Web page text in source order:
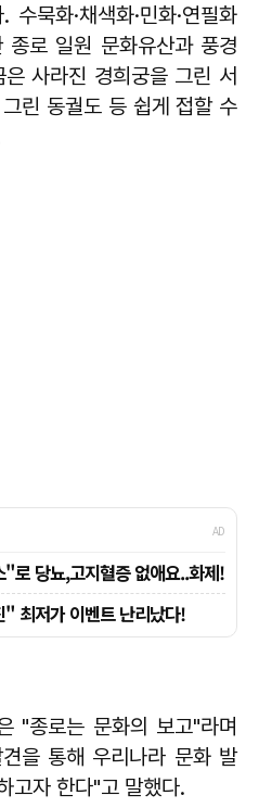
묵화·채색화·민화·연필화
로 일원 문화유산과 풍경
사라진 경희궁을 그린 서
린 동궐도 등 쉽게 접할 수
"종로는 문화의 보고"라며
을 통해 우리나라 문화 발
고자 한다"고 말했다.